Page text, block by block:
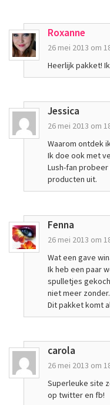
Roxanne
26 mei 2013 om
Heerlijk pakket!
Jessica
26 mei 2013 om
Waarom ontdek
Ik doe ook met
Lush-fan
producten uit.
Fenna
26 mei 2013 om
Wat een gave
Ik heb een paar
spulletjes
niet meer zonder.
Dit pakket komt
carola
26 mei 2013 om
Superleuke site
op twitter en fb!